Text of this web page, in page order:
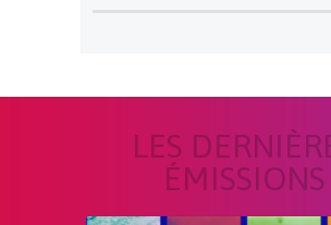
LES
ÉMISSIONS